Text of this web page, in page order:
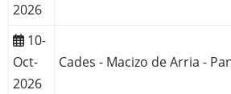
2026
10-
Oct-
2026
Cades - Macizo de Arria -